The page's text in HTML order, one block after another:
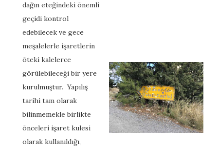
dağın eteğindeki önemli
geçidi kontrol
edebilecek ve gece
meşalelerle işaretlerin
öteki kalelerce
görülebileceği bir yere
kurulmuştur. Yapılış
tarihi tam olarak
bilinmemekle birlikte
önceleri işaret kulesi
olarak kullanıldığı,